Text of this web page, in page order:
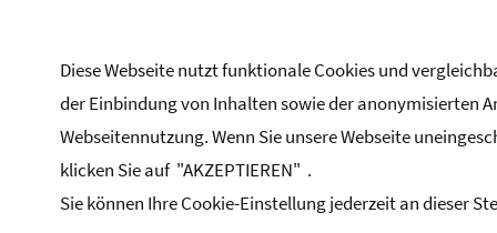
Diese Webseite nutzt funktionale Cookies und
der Einbindung von Inhalten sowie der anonymisierten
Webseitennutzung. Wenn Sie unsere Webseite
klicken Sie auf "AKZEPTIEREN" .
Sie können Ihre Cookie-Einstellung jederzeit an dieser